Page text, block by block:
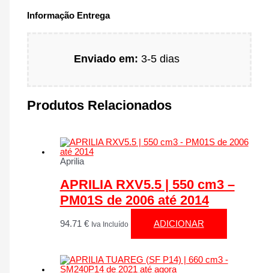
Informação Entrega
Enviado em: 3-5 dias
Produtos Relacionados
Aprilia
APRILIA RXV5.5 | 550 cm3 –
PM01S de 2006 até 2014
94.71 € Iva Incluído ADICIONAR